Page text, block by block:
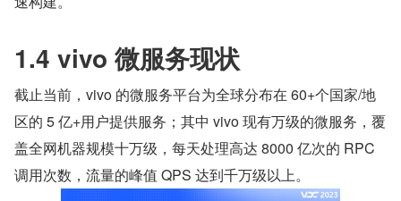
1.4 vivo 微服务现状
截止当前，vivo 的微服务平台为全球分布在 60+个国家/地
区的 5 亿+用户提供服务；其中 vivo 现有万级的微服务，覆
盖全网机器规模十万级，每天处理高达 8000 亿次的 RPC
调用次数，流量的峰值 QPS 达到千万级以上。